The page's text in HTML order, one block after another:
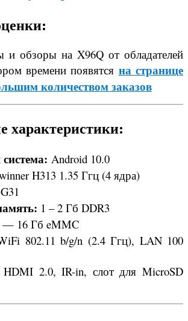
и обзоры на X96Q от обладателей
времени появятся на странице
количеством заказов
характеристики:
Android 10.0
H313 1.35 Ггц (4 ядра)
1 – 2 Гб DDR3
— 16 Гб eMMC
802.11 b/g/n (2.4 Ггц), LAN 100
HDMI 2.0, IR-in, слот для MicroSD